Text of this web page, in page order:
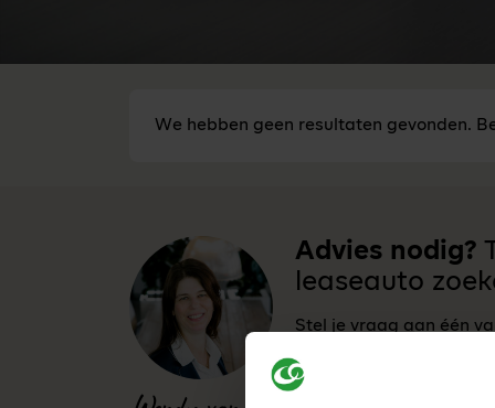
We hebben geen resultaten gevonden.
Advies nodig?
leaseauto
Stel je vraag aan één